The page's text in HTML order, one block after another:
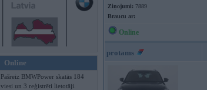
Online
Pašreiz BMWPower skatās 184
viesi un 3 reģistrēti lietotāji.
Ziņojumi: 7889
Braucu ar:
Online
protams